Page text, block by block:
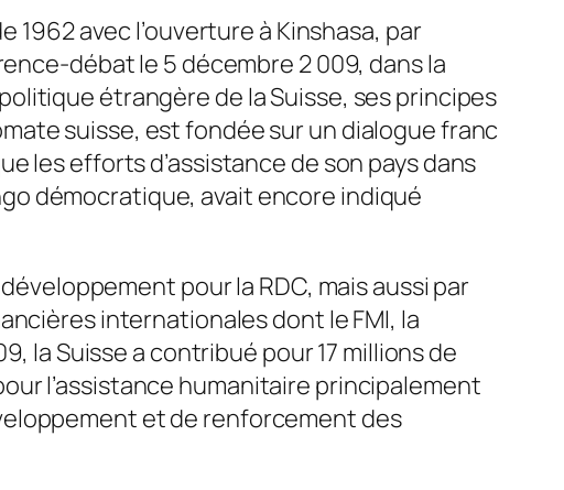
avec l’ouverture à Kinshasa, par
débat le 5 décembre 2 009, dans la
étrangère de la Suisse, ses principes
suisse, est fondée sur un dialogue franc
les efforts d’assistance de son pays dans
démocratique, avait encore indiqué
pour la RDC, mais aussi par
internationales dont le FMI, la
la Suisse a contribué pour 17 millions de
l’assistance humanitaire principalement
et de renforcement des